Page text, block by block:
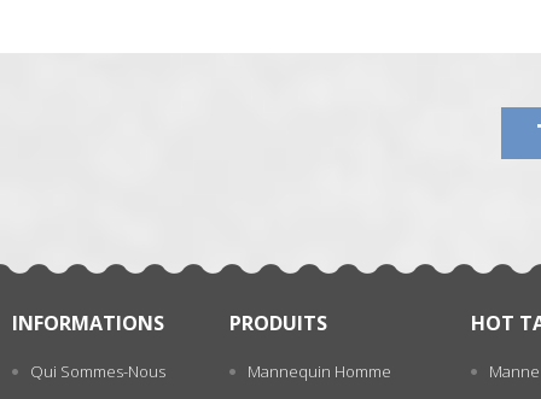
INFORMATIONS
Qui Sommes-Nous
PRODUITS
Mannequin Homme
HOT